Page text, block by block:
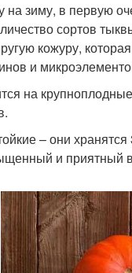
на зиму, в первую
сортов
кожуру,
и
на
– они
и приятный